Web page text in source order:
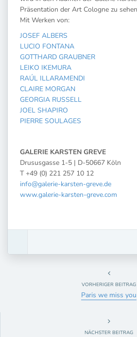
Präsentation der Art Cologne zu
Mit Werken von:
JOSEF ALBERS
LUCIO FONTANA
GOTTHARD GRAUBNER
LEIKO IKEMURA
RAÚL ILLARAMENDI
CLAIRE MORGAN
GEORGIA RUSSELL
JOEL SHAPIRO
PIERRE SOULAGES
GALERIE KARSTEN GREVE
Drususgasse 1-5 | D-50667 Köln
T +49 (0) 221 257 10 12
info@galerie-karsten-greve.de
www.galerie-karsten-greve.com
VORHERIGER BEITRAG
Paris we miss you
NÄCHSTER BEITRAG